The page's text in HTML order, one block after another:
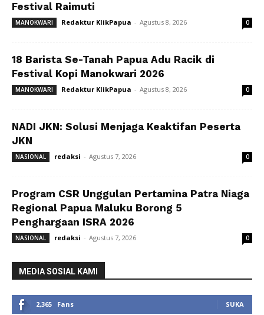
Festival Raimuti
MANOKWARI Redaktur KlikPapua - Agustus 8, 2026 0
18 Barista Se-Tanah Papua Adu Racik di
Festival Kopi Manokwari 2026
MANOKWARI Redaktur KlikPapua - Agustus 8, 2026 0
NADI JKN: Solusi Menjaga Keaktifan Peserta
JKN
NASIONAL redaksi - Agustus 7, 2026 0
Program CSR Unggulan Pertamina Patra Niaga
Regional Papua Maluku Borong 5
Penghargaan ISRA 2026
NASIONAL redaksi - Agustus 7, 2026 0
MEDIA SOSIAL KAMI
2,365 Fans SUKA